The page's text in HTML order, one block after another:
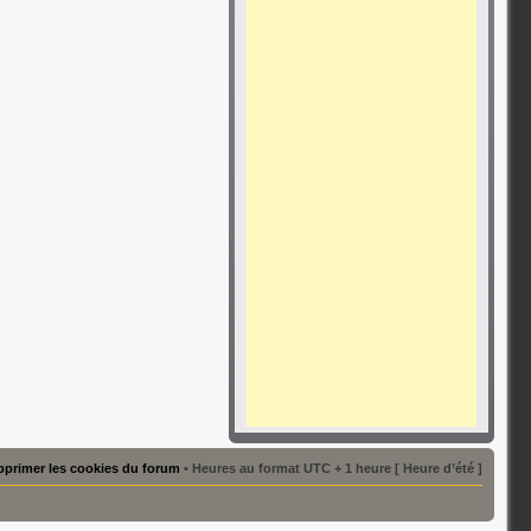
les cookies du forum • Heures au format UTC + 1 heure [ Heure d’été ]